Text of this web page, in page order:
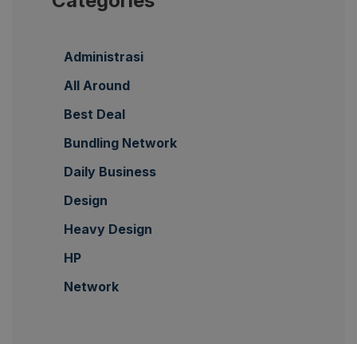
Administrasi
All Around
Best Deal
Bundling Network
Daily Business
Design
Heavy Design
HP
Network